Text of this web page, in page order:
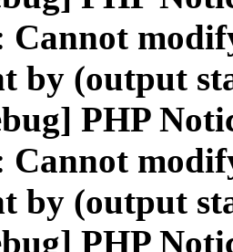
Cannot
by (output
PHP
Cannot
by (output
PHP